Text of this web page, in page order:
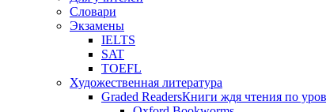
Словари
Экзамены
IELTS
SAT
TOEFL
Художественная литература
Graded ReadersКниги ждя чтения по